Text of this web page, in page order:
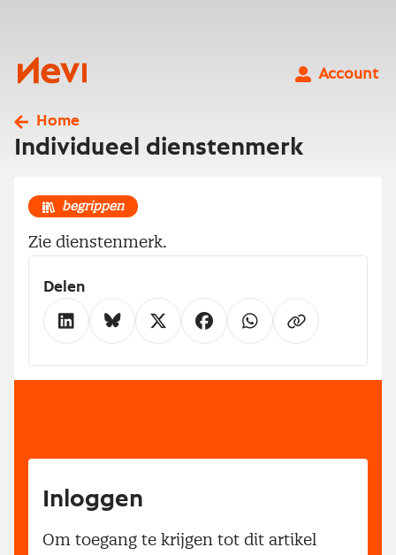
Nevi
Account
Home
Individueel dienstenmerk
begrippen
Zie dienstenmerk.
Delen
Inloggen
Om toegang te krijgen tot dit artikel